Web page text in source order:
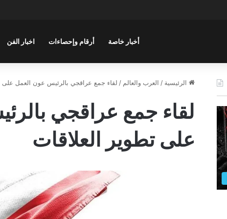
أخبار خاصة أرقام وإحصاءات اخبار الفن
الرئيسية / العرب والعالم / لقاء جمع عراقجي بالرئيس عون العمل على
لقاء جمع عراقجي
على تطوير العلاقات